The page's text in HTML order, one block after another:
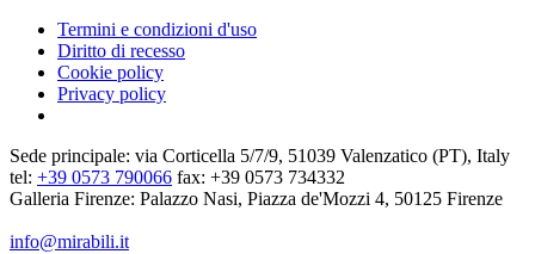
Termini e condizioni d'uso
Diritto di recesso
Cookie policy
Privacy policy
Sede principale: via Corticella 5/7/9, 51039 Valenzatico (PT), Italy
tel: +39 0573 790066 fax: +39 0573 734332
Galleria Firenze: Palazzo Nasi, Piazza de'Mozzi 4, 50125 Firenze
info@mirabili.it